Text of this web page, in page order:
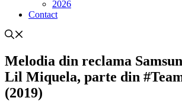
2026
Contact
Melodia din reclama
Lil Miquela, parte din
(2019)